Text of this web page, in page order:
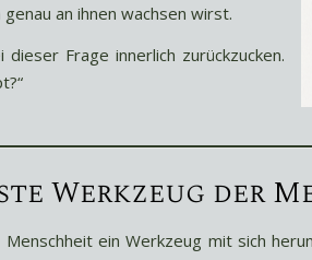
an ihnen wachsen wirst.
Frage innerlich zurückzucken.
Werkzeug der
ein Werkzeug mit sich